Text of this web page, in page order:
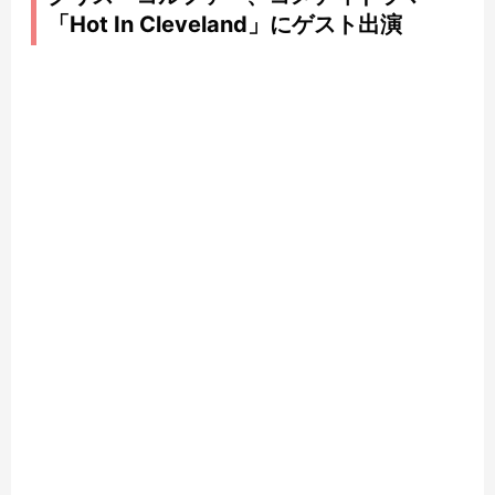
「Hot In Cleveland」にゲスト出演